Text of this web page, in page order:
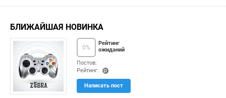
БЛИЖАЙШАЯ НОВИНКА
0%
Рейтинг
ожиданий
Постов:
Рейтинг:
(po
ints
)
Написать пост